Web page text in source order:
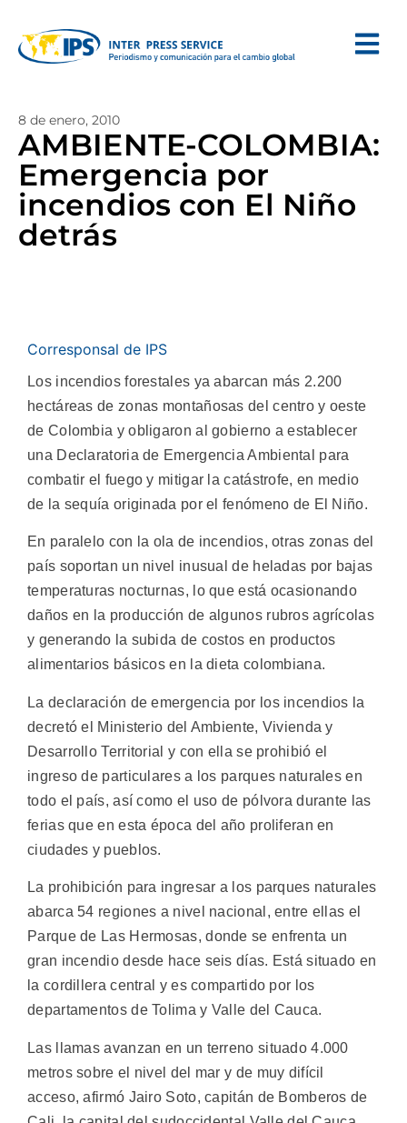
8 de enero, 2010
AMBIENTE-COLOMBIA:
Emergencia por
incendios con El Niño
detrás
Corresponsal de IPS
Los incendios forestales ya abarcan más 2.200
hectáreas de zonas montañosas del centro y oeste
de Colombia y obligaron al gobierno a establecer
una Declaratoria de Emergencia Ambiental para
combatir el fuego y mitigar la catástrofe, en medio
de la sequía originada por el fenómeno de El Niño.
En paralelo con la ola de incendios, otras zonas del
país soportan un nivel inusual de heladas por bajas
temperaturas nocturnas, lo que está ocasionando
daños en la producción de algunos rubros agrícolas
y generando la subida de costos en productos
alimentarios básicos en la dieta colombiana.
La declaración de emergencia por los incendios la
decretó el Ministerio del Ambiente, Vivienda y
Desarrollo Territorial y con ella se prohibió el
ingreso de particulares a los parques naturales en
todo el país, así como el uso de pólvora durante las
ferias que en esta época del año proliferan en
ciudades y pueblos.
La prohibición para ingresar a los parques naturales
abarca 54 regiones a nivel nacional, entre ellas el
Parque de Las Hermosas, donde se enfrenta un
gran incendio desde hace seis días. Está situado en
la cordillera central y es compartido por los
departamentos de Tolima y Valle del Cauca.
Las llamas avanzan en un terreno situado 4.000
metros sobre el nivel del mar y de muy difícil
acceso, afirmó Jairo Soto, capitán de Bomberos de